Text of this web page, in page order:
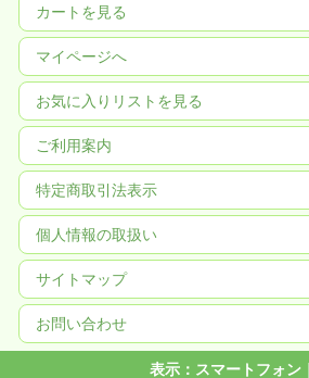
カートを見る
マイページへ
お気に入りリストを見る
ご利用案内
特定商取引法表示
個人情報の取扱い
サイトマップ
お問い合わせ
表示：スマートフォン｜